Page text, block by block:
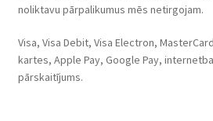
noliktavu pārpalikumus mēs netirgojam.
Visa, Visa Debit, Visa Electron,
kartes, Apple Pay, Google Pay,
pārskaitījums.